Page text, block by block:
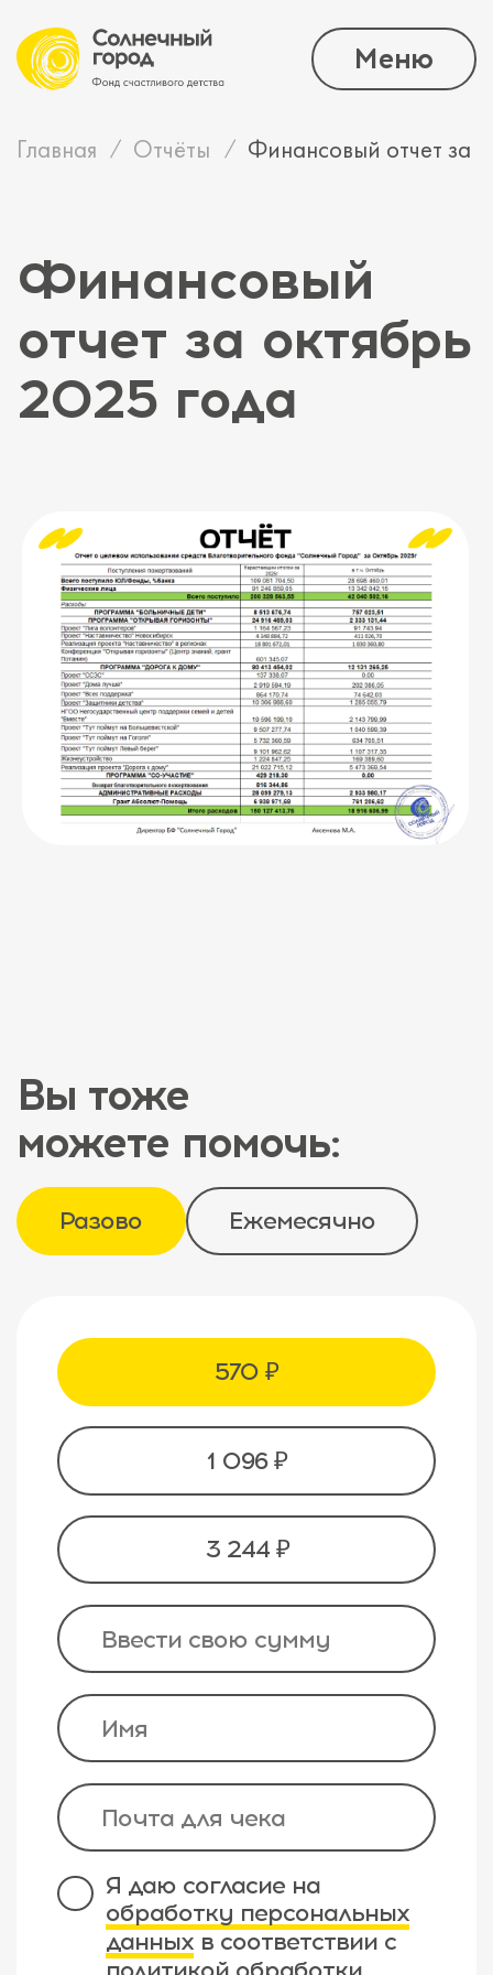
Меню
Главная Отчёты Финансовый отчет за
Финансовый
отчет за октябрь
2025 года
Вы тоже
можете помочь:
Разово Ежемесячно
570 ₽
1 096 ₽
3 244 ₽
Я даю согласие на
обработку персональных
данныхв соответствии с